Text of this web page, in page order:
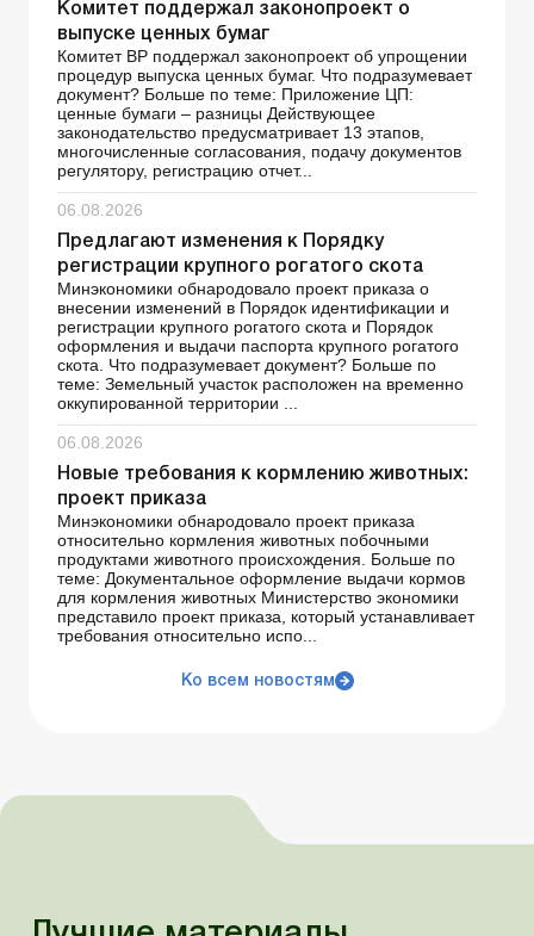
Комитет поддержал законопроект о
выпуске ценных бумаг
Комитет ВР поддержал законопроект об упрощении
процедур выпуска ценных бумаг. Что подразумевает
документ? Больше по теме: Приложение ЦП:
ценные бумаги – разницы Действующее
законодательство предусматривает 13 этапов,
многочисленные согласования, подачу документов
регулятору, регистрацию отчет...
06.08.2026
Предлагают изменения к Порядку
регистрации крупного рогатого скота
Минэкономики обнародовало проект приказа о
внесении изменений в Порядок идентификации и
регистрации крупного рогатого скота и Порядок
оформления и выдачи паспорта крупного рогатого
скота. Что подразумевает документ? Больше по
теме: Земельный участок расположен на временно
оккупированной территории ...
06.08.2026
Новые требования к кормлению животных:
проект приказа
Минэкономики обнародовало проект приказа
относительно кормления животных побочными
продуктами животного происхождения. Больше по
теме: Документальное оформление выдачи кормов
для кормления животных Министерство экономики
представило проект приказа, который устанавливает
требования относительно испо...
Ко всем новостям